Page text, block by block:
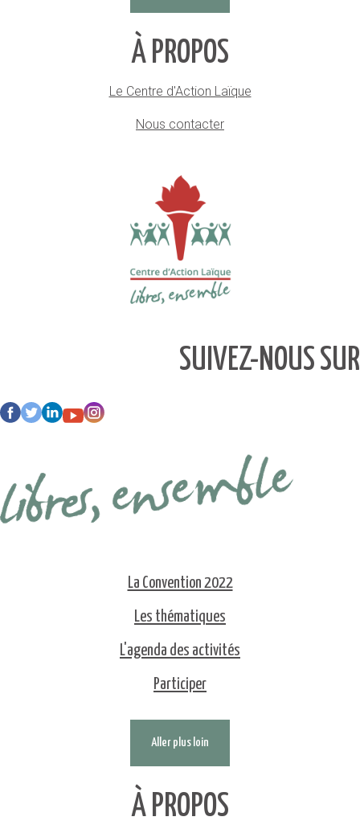
À PROPOS
Le Centre d'Action Laïque
Nous contacter
SUIVEZ-NOUS SUR
La Convention 2022
Les thématiques
L'agenda des activités
Participer
Aller plus loin
À PROPOS